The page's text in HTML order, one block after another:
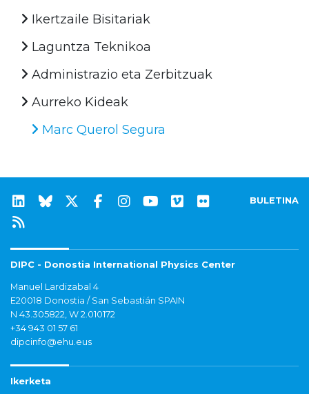
Ikertzaile Bisitariak
Laguntza Teknikoa
Administrazio eta Zerbitzuak
Aurreko Kideak
Marc Querol Segura
BULETINA
DIPC - Donostia International Physics Center
Manuel Lardizabal 4
E20018 Donostia / San Sebastián SPAIN
N 43.305822, W 2.010172
+34 943 01 57 61
dipcinfo@ehu.eus
Ikerketa